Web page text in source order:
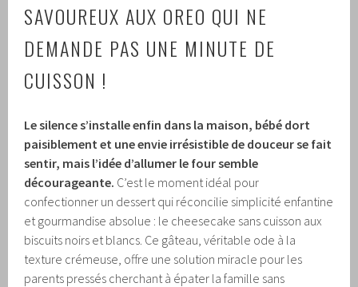
SAVOUREUX AUX OREO QUI NE
DEMANDE PAS UNE MINUTE DE
CUISSON !
Le silence s’installe enfin dans la maison, bébé dort
paisiblement et une envie irrésistible de douceur se fait
sentir, mais l’idée d’allumer le four semble
décourageante. C’est le moment idéal pour
confectionner un dessert qui réconcilie simplicité enfantine
et gourmandise absolue : le cheesecake sans cuisson aux
biscuits noirs et blancs. Ce gâteau, véritable ode à la
texture crémeuse, offre une solution miracle pour les
parents pressés cherchant à épater la famille sans